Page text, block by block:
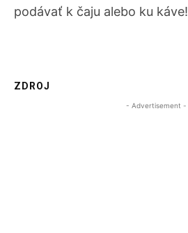
podávať k čaju alebo ku káve!
ZDROJ
- Advertisement -